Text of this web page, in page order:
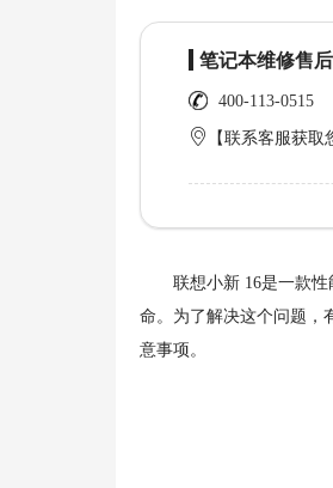
笔记本维修售
400-113-0515
【联系客服获取
联想小新 16是一款性
命。为了解决这个问题，
意事项。